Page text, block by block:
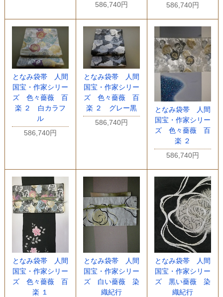
586,740円
586,740円
となみ袋帯 人間
国宝・作家シリー
ズ 色々薔薇 百
楽 ２ 白カラフ
ル
586,740円
となみ袋帯 人間
国宝・作家シリー
ズ 色々薔薇 百
楽 ２ グレー黒
586,740円
となみ袋帯 人間
国宝・作家シリー
ズ 色々薔薇 百
楽 ２
586,740円
となみ袋帯 人間
国宝・作家シリー
ズ 色々薔薇 百
楽 １
となみ袋帯 人間
国宝・作家シリー
ズ 白い薔薇 染
織紀行
となみ袋帯 人間
国宝・作家シリー
ズ 黒い薔薇 染
織紀行